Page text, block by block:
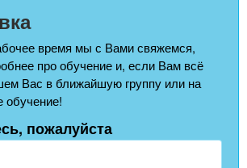
время мы с Вами свяжемся,
про обучение и, если Вам всё
Вас в ближайшую группу или на
обучение!
пожалуйста